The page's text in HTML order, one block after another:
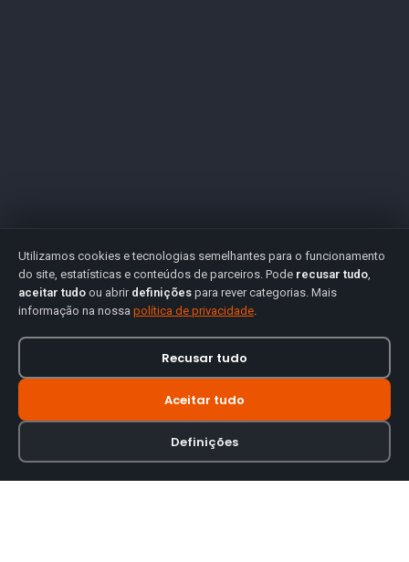
Utilizamos cookies e tecnologias semelhantes para o funcionamento
do site, estatísticas e conteúdos de parceiros. Pode recusar tudo,
aceitar tudo ou abrir definições para rever categorias. Mais
informação na nossa política de privacidade.
Recusar tudo
Aceitar tudo
Definições